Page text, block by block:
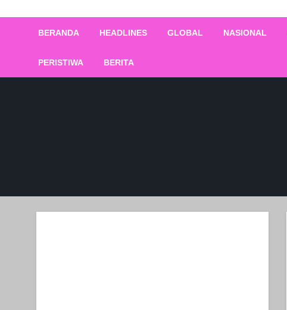
PSGnews
BERANDA HEADLINES GLOBAL NASIONAL
PERISTIWA BERITA